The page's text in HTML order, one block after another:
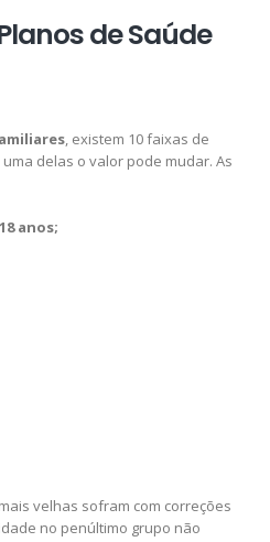
de Saúde
, existem 10 faixas de
delas o valor pode mudar. As
anos;
velhas sofram com correções
no penúltimo grupo não